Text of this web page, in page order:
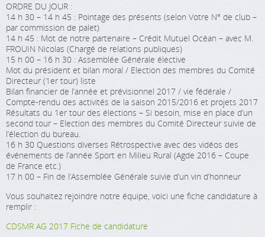
ORDRE DU JOUR :
14 h 30 – 14 h 45 : Pointage des présents (selon Votre N° de club –
par commission de palet)
14 h 45 : Mot de notre partenaire – Crédit Mutuel Océan – avec M.
FROUIN Nicolas (Chargé de relations publiques)
15 h 00 – 16 h 30 : Assemblée Générale élective
Mot du président et bilan moral / Election des membres du Comité
Directeur (1er tour) liste
Bilan financier de l’année et prévisionnel 2017 / vie fédérale /
Compte-rendu des activités de la saison 2015/2016 et projets 2017
Résultats du 1er tour des élections – Si besoin, mise en place d’un
second tour – Election des membres du Comité Directeur suivie de
l’élection du bureau.
16 h 30 Questions diverses Rétrospective avec des vidéos des
événements de l’année Sport en Milieu Rural (Agde 2016 – Coupe
de France etc.)
17 h 00 – Fin de l’Assemblée Générale suivie d’un vin d’honneur
Vous souhaitez rejoindre notre équipe, voici une fiche candidature à
remplir :
CDSMR AG 2017 Fiche de candidature